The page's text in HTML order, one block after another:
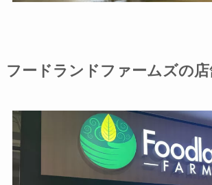
フードランドファームズの店